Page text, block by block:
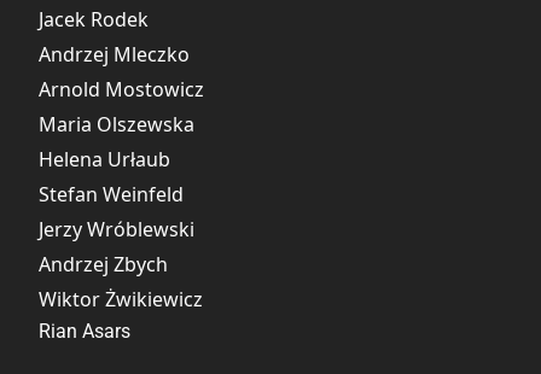
Jacek Rodek
Andrzej Mleczko
Arnold Mostowicz
Maria Olszewska
Helena Urłaub
Stefan Weinfeld
Jerzy Wróblewski
Andrzej Zbych
Wiktor Żwikiewicz
Rian Asars